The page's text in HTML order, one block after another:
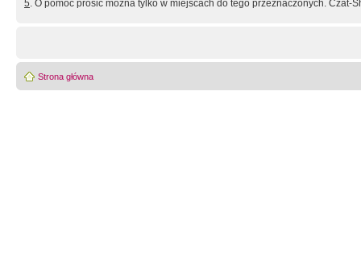
5. O pomoc prosić można tylko w miejscach do tego przeznaczonych. Czat-
Strona główna